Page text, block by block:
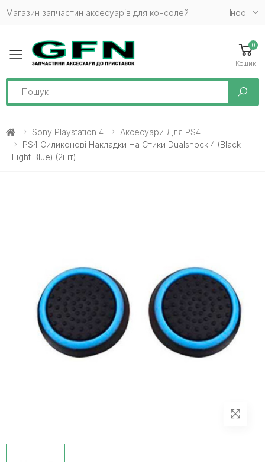
Магазин запчастин аксесуарів для консолей Iнфо
Toggle mobile menu
0
Кошик
Search
Sony Playstation 4
Аксесуари Для PS4
PS4 Силиконові Накладки На Стики Dualshock 4 (Black-
Light Blue) (2шт)